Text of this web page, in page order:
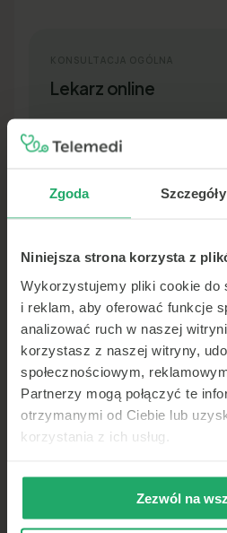
Zgoda Szczegóły
Niniejsza strona korzysta z
Wykorzystujemy pliki cookie do
i reklam, aby oferować funkcje
analizować ruch w naszej
korzystasz z naszej witryny,
społecznościowym,
Partnerzy mogą połączyć te
otrzymanymi od Ciebie lub
korzystania z ich usług.
Zezwól na
Lekarz online
Lekarz pierwszego kontaktu w 15
minut — wideo, telefon lub czat.